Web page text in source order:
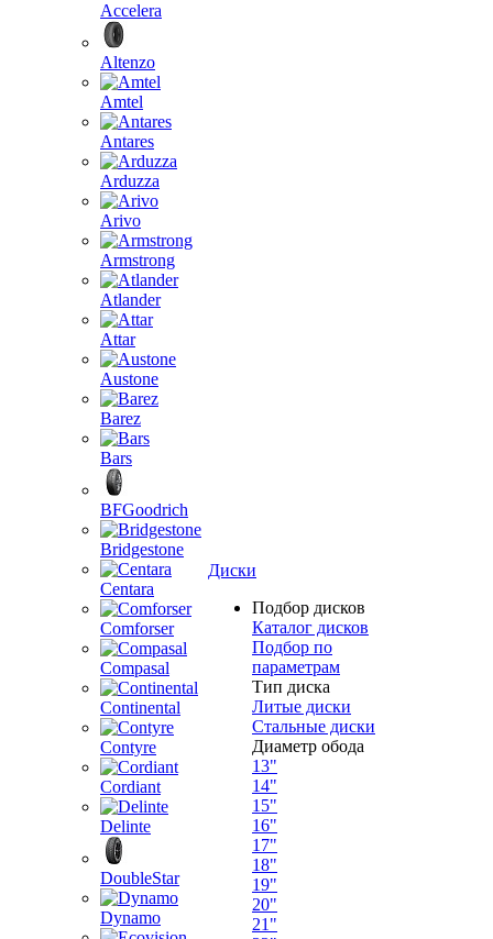
Accelera
Altenzo
Amtel
Antares
Arduzza
Arivo
Armstrong
Atlander
Attar
Austone
Barez
Bars
BFGoodrich
Bridgestone
Centara
Comforser
Compasal
Continental
Contyre
Cordiant
Delinte
DoubleStar
Dynamo
Диски
Подбор дисков
Каталог дисков
Подбор по
параметрам
Тип диска
Литые диски
Стальные диски
Диаметр обода
13"
14"
15"
16"
17"
18"
19"
20"
21"